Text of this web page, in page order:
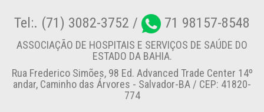
Tel:. (71) 3082-3752 / 71 98157-8548
ASSOCIAÇÃO DE HOSPITAIS E SERVIÇOS DE SAÚDE DO
ESTADO DA BAHIA.
Rua Frederico Simões, 98 Ed. Advanced Trade Center 14º
andar, Caminho das Árvores - Salvador-BA / CEP: 41820-
774